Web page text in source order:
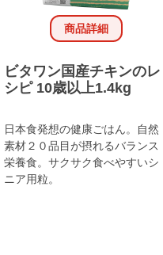
商品詳細
ビタワン国産チキンのレ
シピ 10歳以上1.4kg
日本食発想の健康ごはん。自然
素材２０品目が摂れるバランス
栄養食。サクサク食べやすいシ
ニア用粒。